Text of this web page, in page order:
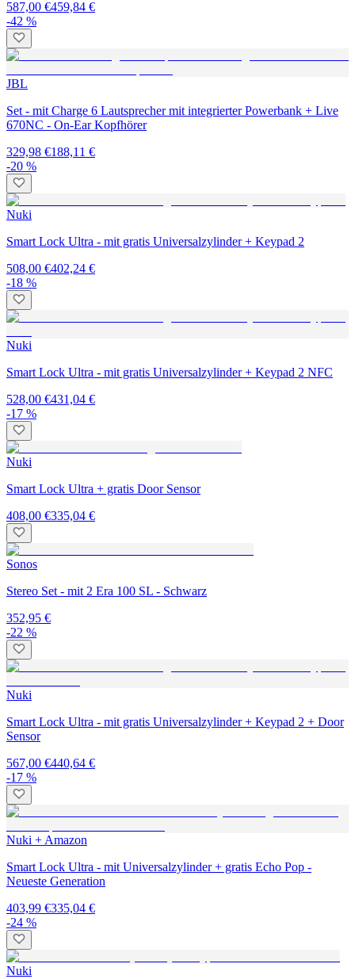
587,00 €459,84 €
-42 %
JBL
Set - mit Charge 6 Lautsprecher mit integrierter Powerbank + Live
670NC - On-Ear Kopfhörer
329,98 €188,11 €
-20 %
Nuki
Smart Lock Ultra - mit gratis Universalzylinder + Keypad 2
508,00 €402,24 €
-18 %
Nuki
Smart Lock Ultra - mit gratis Universalzylinder + Keypad 2 NFC
528,00 €431,04 €
-17 %
Nuki
Smart Lock Ultra + gratis Door Sensor
408,00 €335,04 €
Sonos
Stereo Set - mit 2 Era 100 SL - Schwarz
352,95 €
-22 %
Nuki
Smart Lock Ultra - mit gratis Universalzylinder + Keypad 2 + Door
Sensor
567,00 €440,64 €
-17 %
Nuki + Amazon
Smart Lock Ultra - mit Universalzylinder + gratis Echo Pop -
Neueste Generation
403,99 €335,04 €
-24 %
Nuki